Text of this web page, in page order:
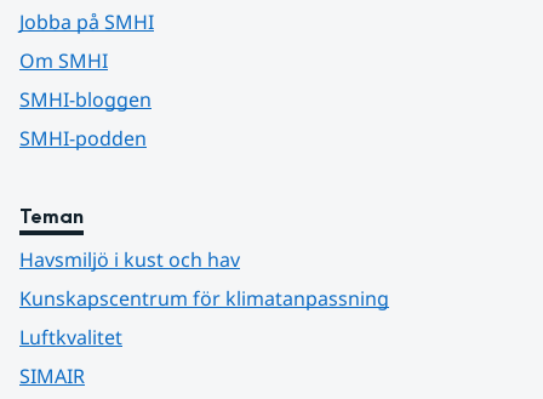
Jobba på SMHI
Om SMHI
SMHI-bloggen
SMHI-podden
Teman
Havsmiljö i kust och hav
Kunskapscentrum för klimatanpassning
Luftkvalitet
SIMAIR